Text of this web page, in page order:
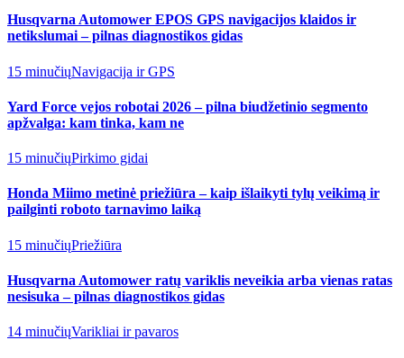
Husqvarna Automower EPOS GPS navigacijos klaidos ir
netikslumai – pilnas diagnostikos gidas
15 minučiųNavigacija ir GPS
Yard Force vejos robotai 2026 – pilna biudžetinio segmento
apžvalga: kam tinka, kam ne
15 minučiųPirkimo gidai
Honda Miimo metinė priežiūra – kaip išlaikyti tylų veikimą ir
pailginti roboto tarnavimo laiką
15 minučiųPriežiūra
Husqvarna Automower ratų variklis neveikia arba vienas ratas
nesisuka – pilnas diagnostikos gidas
14 minučiųVarikliai ir pavaros